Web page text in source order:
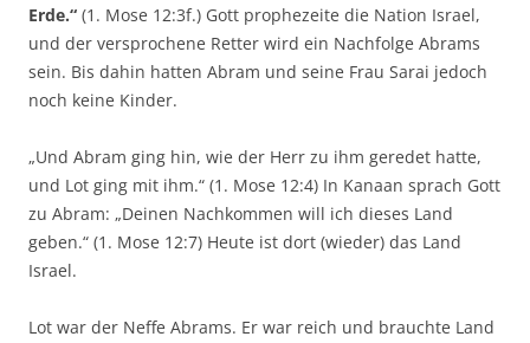
Erde.“ (1. Mose 12:3f.) Gott prophezeite die Nation Israel,
und der versprochene Retter wird ein Nachfolge Abrams
sein. Bis dahin hatten Abram und seine Frau Sarai jedoch
noch keine Kinder.
„Und Abram ging hin, wie der Herr zu ihm geredet hatte,
und Lot ging mit ihm.“ (1. Mose 12:4) In Kanaan sprach Gott
zu Abram: „Deinen Nachkommen will ich dieses Land
geben.“ (1. Mose 12:7) Heute ist dort (wieder) das Land
Israel.
Lot war der Neffe Abrams. Er war reich und brauchte Land